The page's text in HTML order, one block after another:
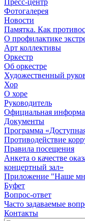
Пресс-центр
Фотогалерея
Новости
Памятка. Как
О профилактике
Арт коллективы
Оркестр
Об оркестре
Художественный
Хор
О хоре
Руководитель
Официальная
Документы
Программа
Противодействие
Правила посещения
Анкета о качестве
концертный зал»
Приложение "Наше
Буфет
Вопрос-ответ
Часто задаваемые
Контакты